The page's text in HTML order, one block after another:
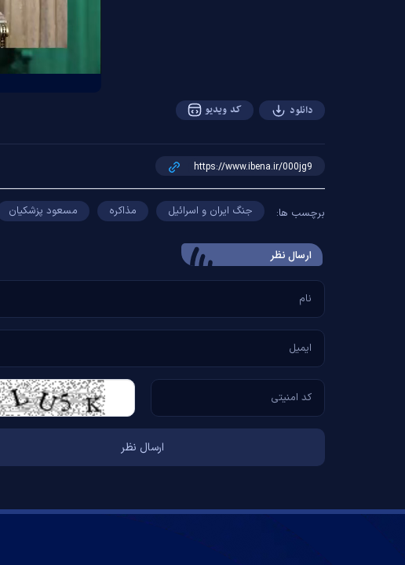
دانلود کد ویدیو
برچسب ها: جنگ ایران و اسرائیل مذاکره مسعود پزشکیان
ارسال‌ نظر